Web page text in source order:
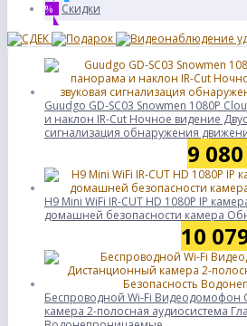
% Скидки
Guudgo GD-SC03 Snowmen 1080P
и наклон IR-Cut Ночное видение
сигнализация обнаружения
9 080
H9 Mini WiFi IR-CUT HD 1080P IP
домашней безопасности камера
10
Беспроводной Wi-Fi
камера 2-полосная аудиосистема